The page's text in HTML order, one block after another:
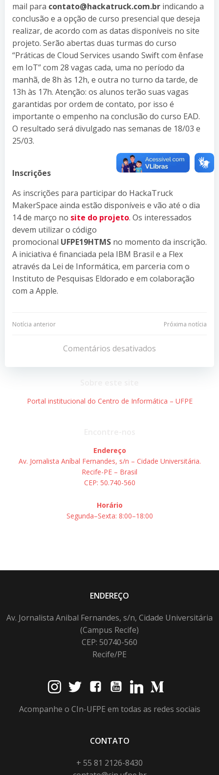
mail para contato@hackatruck.com.br indicando a
conclusão e a opção de curso presencial que deseja
realizar, de acordo com as datas disponíveis no site
projeto. Serão abertas duas turmas do curso
“Práticas de Cloud Services usando Swift com ênfase
em IoT” com 28 vagas cada, uma no período da
manhã, de 8h às 12h, e outra no turno da tarde, de
13h às 17h. Atenção: os alunos terão suas vagas
garantidas por ordem de contato, por isso é
importante o empenho na conclusão do curso EAD.
O resultado será divulgado nas semanas de 18/03 e
25/03.
Inscrições
As inscrições para participar do HackaTruck
MakerSpace ainda estão disponíveis e vão até o dia
14 de março no site do projeto. Os interessados
devem utilizar o código
promocional UFPE19HTMS no momento da inscrição.
A iniciativa é financiada pela IBM Brasil e a Flex
através da Lei de Informática, em parceria com o
Instituto de Pesquisas Eldorado e em colaboração
com a Apple.
Navegação
Post
Notícia anterior
Navegação
de
Post
Próxima notícia
Comentários desativados
Portal institucional do Centro de Informática – UFPE
Endereço
Av. Jornalista Aníbal Fernandes, s/n – Cidade Universitária.
Recife-PE – Brasil
CEP: 50.740-560
Horário
Segunda–Sexta: 8:00–18:00
ENDEREÇO
Av. Jornalista Anibal Fernandes, s/n, Cidade Universitária
(Campus Recife)
CEP: 50740-560
Recife/PE
Acompanhe o CIn-UFPE em todas as redes sociais
CONTATO
+ 55 81 2126-8430